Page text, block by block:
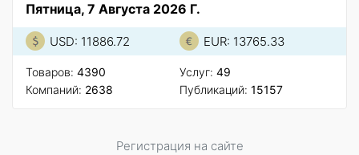
Пятница, 7 Августа 2026 Г.
USD: 11886.72 EUR: 13765.33
Товаров: 4390
Компаний: 2638
Услуг: 49
Публикаций: 15157
Регистрация на сайте